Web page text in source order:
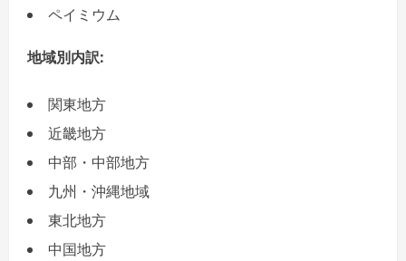
ペイミウム
地域別内訳:
関東地方
近畿地方
中部・中部地方
九州・沖縄地域
東北地方
中国地方